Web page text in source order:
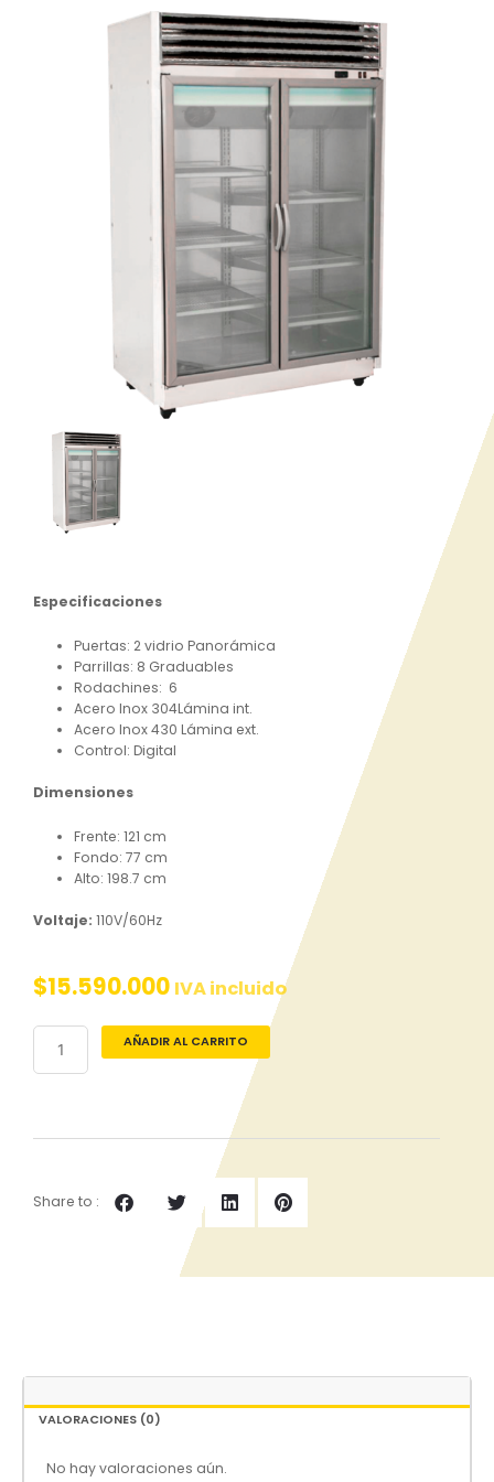
Especificaciones
Puertas: 2 vidrio Panorámica
Parrillas: 8 Graduables
Rodachines: 6
Acero Inox 304Lámina int.
Acero Inox 430 Lámina ext.
Control: Digital
Dimensiones
Frente: 121 cm
Fondo: 77 cm
Alto: 198.7 cm
Voltaje: 110V/60Hz
$15.590.000 IVA incluido
Refrigerador
Vertical
WPV-
AÑADIR AL CARRITO
Share to :
VALORACIONES (0)
No hay valoraciones aún.